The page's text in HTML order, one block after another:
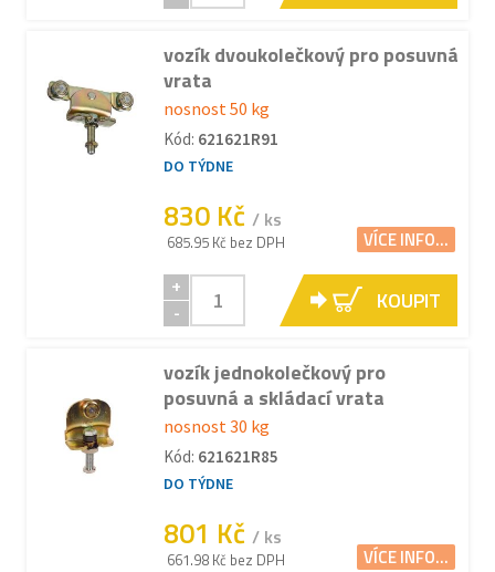
vozík dvoukolečkový pro posuvná
vrata
nosnost 50 kg
Kód: 621621R91
DO TÝDNE
830 Kč / ks
685.95 Kč bez DPH VÍCE INFO...
+
-
KOUPIT
vozík jednokolečkový pro
posuvná a skládací vrata
nosnost 30 kg
Kód: 621621R85
DO TÝDNE
801 Kč / ks
661.98 Kč bez DPH VÍCE INFO...